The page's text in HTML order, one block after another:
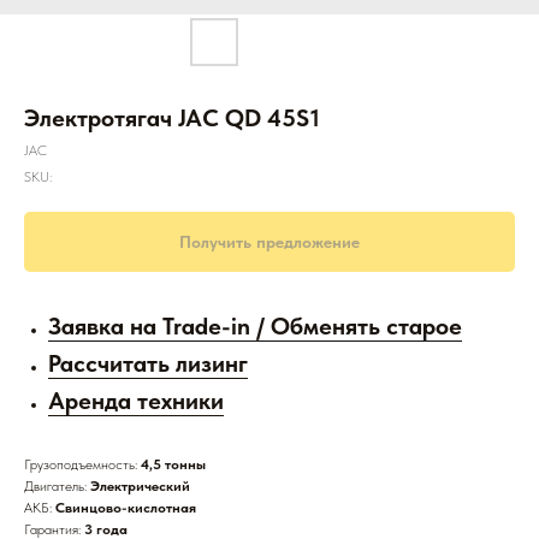
Электротягач JAC QD 45S1
JAC
SKU:
Получить предложение
Заявка на Trade-in / Обменять старое
Рассчитать лизинг
Аренда техники
Грузоподъемность: 4,5 тонны
Двигатель: Электрический
АКБ: Свинцово-кислотная
Гарантия: 3 года